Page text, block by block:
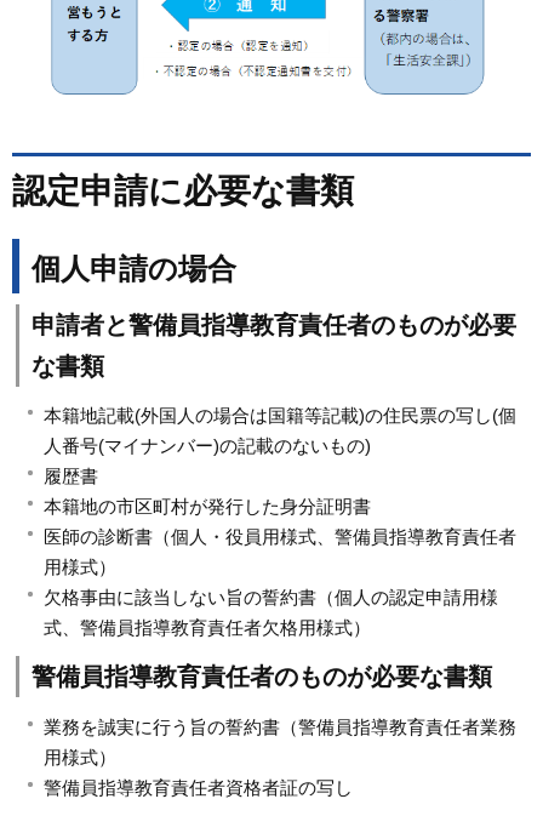
認定申請に必要な書類
個人申請の場合
申請者と警備員指導教育責任者のものが必要
な書類
本籍地記載(外国人の場合は国籍等記載)の住民票の写し(個
人番号(マイナンバー)の記載のないもの)
履歴書
本籍地の市区町村が発行した身分証明書
医師の診断書（個人・役員用様式、警備員指導教育責任者
用様式）
欠格事由に該当しない旨の誓約書（個人の認定申請用様
式、警備員指導教育責任者欠格用様式）
警備員指導教育責任者のものが必要な書類
業務を誠実に行う旨の誓約書（警備員指導教育責任者業務
用様式）
警備員指導教育責任者資格者証の写し